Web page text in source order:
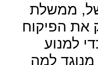
ממשלת
את הפיקוח
למנוע
למה